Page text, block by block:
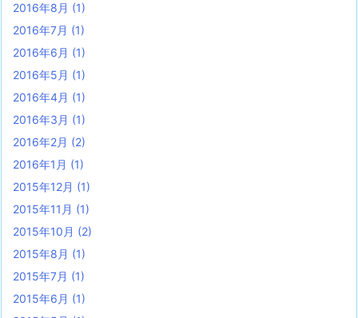
2016年8月 (1)
2016年7月 (1)
2016年6月 (1)
2016年5月 (1)
2016年4月 (1)
2016年3月 (1)
2016年2月 (2)
2016年1月 (1)
2015年12月 (1)
2015年11月 (1)
2015年10月 (2)
2015年8月 (1)
2015年7月 (1)
2015年6月 (1)